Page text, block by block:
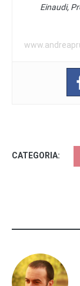
Einaudi,
CATEGORIA: